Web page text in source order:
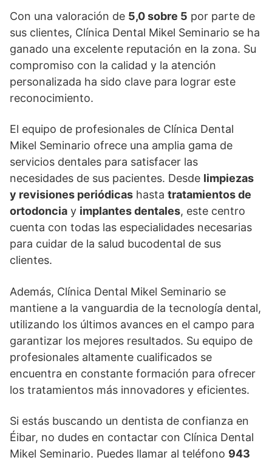
Con una valoración de 5,0 sobre 5 por parte de
sus clientes, Clínica Dental Mikel Seminario se ha
ganado una excelente reputación en la zona. Su
compromiso con la calidad y la atención
personalizada ha sido clave para lograr este
reconocimiento.
El equipo de profesionales de Clínica Dental
Mikel Seminario ofrece una amplia gama de
servicios dentales para satisfacer las
necesidades de sus pacientes. Desde limpiezas
y revisiones periódicas hasta tratamientos de
ortodoncia y implantes dentales, este centro
cuenta con todas las especialidades necesarias
para cuidar de la salud bucodental de sus
clientes.
Además, Clínica Dental Mikel Seminario se
mantiene a la vanguardia de la tecnología dental,
utilizando los últimos avances en el campo para
garantizar los mejores resultados. Su equipo de
profesionales altamente cualificados se
encuentra en constante formación para ofrecer
los tratamientos más innovadores y eficientes.
Si estás buscando un dentista de confianza en
Éibar, no dudes en contactar con Clínica Dental
Mikel Seminario. Puedes llamar al teléfono 943